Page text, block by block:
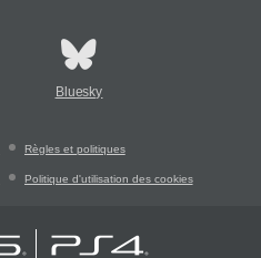
Bluesky
Règles et politiques
Politique d'utilisation des cookies